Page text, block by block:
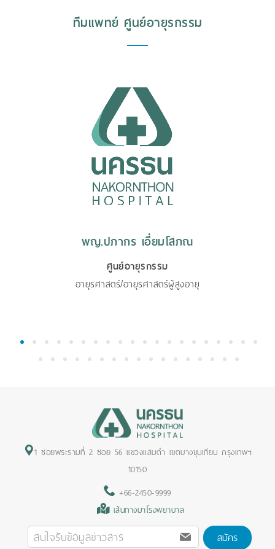
ทีมแพทย์ ศูนย์อายุรกรรม
พญ.ปภากร เอี่ยมโสภณ
ศูนย์อายุรกรรม
อายุรศาสตร์/อายุรศาสตร์ผู้สูงอายุ
1 2 3 4 5 6 7 8 9 10 11 12 13 14 15 16 17 18 19 20
21 22 23 24 25 26 27 28 29 30 31 32 33 34 35 36 37
1 ซอยพระรามที่ 2 ซอย 56 แขวงแสมดำ เขตบางขุนเทียน กรุงเทพฯ
10150
+66-2450-9999
เส้นทางมาโรงพยาบาล
สมัคร